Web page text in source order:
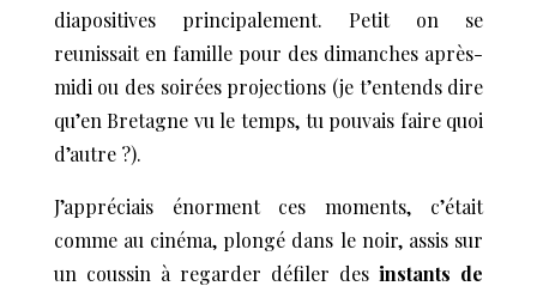
diapositives principalement. Petit on se
reunissait en famille pour des dimanches après-
midi ou des soirées projections (je t’entends dire
qu’en Bretagne vu le temps, tu pouvais faire quoi
d’autre ?).
J’appréciais énorment ces moments, c’était
comme au cinéma, plongé dans le noir, assis sur
un coussin à regarder défiler desinstants de